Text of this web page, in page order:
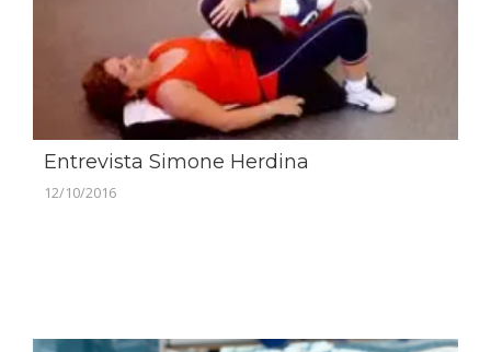
Entrevista Simone Herdina
12/10/2016